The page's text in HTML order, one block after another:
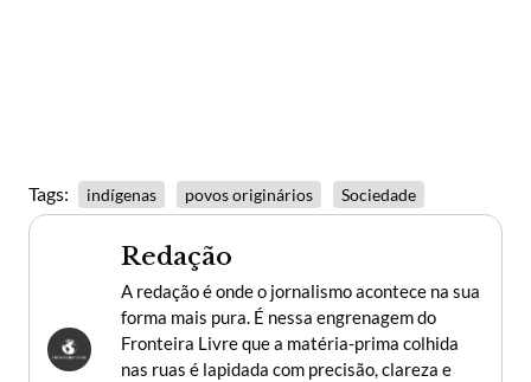
Tags: indígenas povos originários Sociedade
Redação
A redação é onde o jornalismo acontece na sua
forma mais pura. É nessa engrenagem do
Fronteira Livre que a matéria-prima colhida
nas ruas é lapidada com precisão, clareza e